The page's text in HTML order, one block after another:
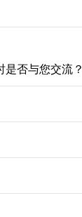
否与您交流？